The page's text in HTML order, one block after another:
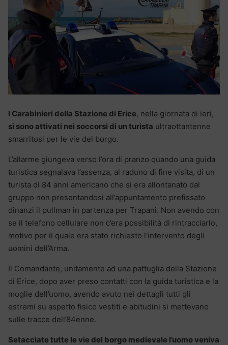
I Carabinieri della Stazione di Erice, nella giornata di ieri,
si sono attivati nei soccorsi di un turista ultraottantenne
smarritosi per le vie del borgo.
L’allarme giungeva verso l’ora di pranzo quando una guida
turistica segnalava l’assenza, al raduno di fine visita, di un
turista di 84 anni americano che si era allontanato dal
gruppo non presentandosi all’appuntamento prefissato
dinanzi il pullman in partenza per Trapani. Non avendo con
se il telefono cellulare non c’era possibilità di rintracciarlo,
motivo per il quale era stato richiesto l’intervento degli
uomini dell’Arma.
Il Comandante, unitamente ad una pattuglia della Stazione
di Erice, dopo aver preso contatti con la guida turistica e la
moglie dell’uomo, avendo avuto nei dettagli tutti gli
estremi su aspetto fisico vestiti e abitudini si mettevano
sulle tracce dell’84enne.
Setacciate tutte le vie del borgo medievale l’uomo veniva